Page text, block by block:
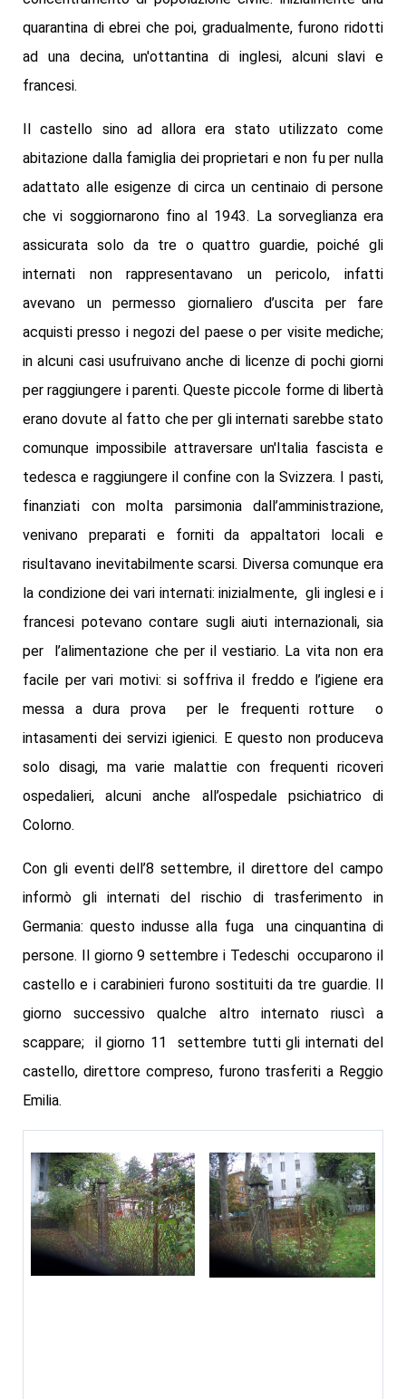
quarantina di ebrei che poi, gradualmente, furono ridotti
ad una decina, un'ottantina di inglesi, alcuni slavi e
francesi.
Il castello sino ad allora era stato utilizzato come
abitazione dalla famiglia dei proprietari e non fu per nulla
adattato alle esigenze di circa un centinaio di persone
che vi soggiornarono fino al 1943. La sorveglianza era
assicurata solo da tre o quattro guardie, poiché gli
internati non rappresentavano un pericolo, infatti
avevano un permesso giornaliero d’uscita per fare
acquisti presso i negozi del paese o per visite mediche;
in alcuni casi usufruivano anche di licenze di pochi giorni
per raggiungere i parenti. Queste piccole forme di libertà
erano dovute al fatto che per gli internati sarebbe stato
comunque impossibile attraversare un'Italia fascista e
tedesca e raggiungere il confine con la Svizzera. I pasti,
finanziati con molta parsimonia dall’amministrazione,
venivano preparati e forniti da appaltatori locali e
risultavano inevitabilmente scarsi. Diversa comunque era
la condizione dei vari internati: inizialmente, gli inglesi e i
francesi potevano contare sugli aiuti internazionali, sia
per l’alimentazione che per il vestiario. La vita non era
facile per vari motivi: si soffriva il freddo e l’igiene era
messa a dura prova per le frequenti rotture o
intasamenti dei servizi igienici. E questo non produceva
solo disagi, ma varie malattie con frequenti ricoveri
ospedalieri, alcuni anche all’ospedale psichiatrico di
Colorno.
Con gli eventi dell’8 settembre, il direttore del campo
informò gli internati del rischio di trasferimento in
Germania: questo indusse alla fuga una cinquantina di
persone. Il giorno 9 settembre i Tedeschi occuparono il
castello e i carabinieri furono sostituiti da tre guardie. Il
giorno successivo qualche altro internato riuscì a
scappare; il giorno 11 settembre tutti gli internati del
castello, direttore compreso, furono trasferiti a Reggio
Emilia.